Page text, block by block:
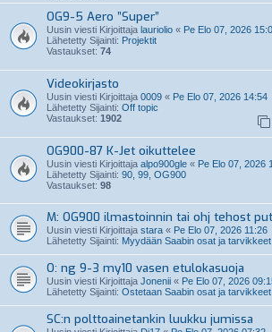
OG9-5 Aero ”Super”
Uusin viesti Kirjoittaja lauriolio « Pe Elo 07, 2026
Lähetetty Sijainti: Projektit
Vastaukset: 74
Videokirjasto
Uusin viesti Kirjoittaja 0009 « Pe Elo 07, 2026 14:54
Lähetetty Sijainti: Off topic
Vastaukset: 1902
OG900-87 K-Jet oikuttelee
Uusin viesti Kirjoittaja alpo900gle « Pe Elo 07, 2026
Lähetetty Sijainti: 90, 99, OG900
Vastaukset: 98
M: OG900 ilmastoinnin tai ohj tehost
Uusin viesti Kirjoittaja stara « Pe Elo 07, 2026 11:26
Lähetetty Sijainti: Myydään Saabin osat ja tarvikkeet
O: ng 9-3 my10 vasen etulokasuoja
Uusin viesti Kirjoittaja Jonenii « Pe Elo 07, 2026
Lähetetty Sijainti: Ostetaan Saabin osat ja tarvikkeet
SC:n polttoainetankin luukku jumissa